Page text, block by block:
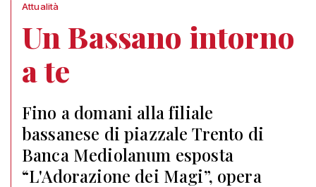
Attualità
Un Bassano intorno
a te
Fino a domani alla filiale
bassanese di piazzale Trento di
Banca Mediolanum esposta
“L'Adorazione dei Magi”, opera